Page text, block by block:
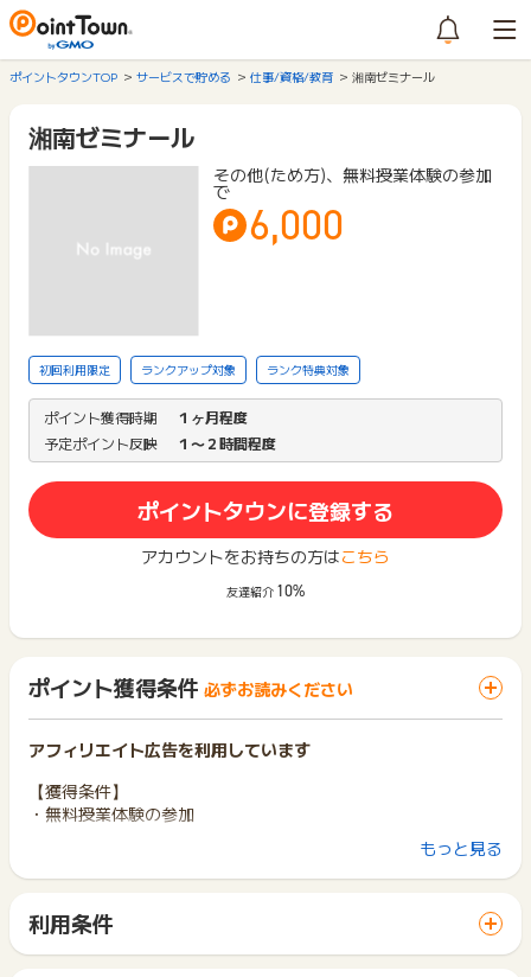
ポイントタウンTOP サービスで貯める 仕事/資格/教育 湘南ゼミナール
湘南ゼミナール
その他(ため方)、無料授業体験の参加
で
6,000
初回利用限定 ランクアップ対象 ランク特典対象
ポイント獲得時期
１ヶ月程度
予定ポイント反映
１〜２時間程度
ポイントタウンに登録する
アカウントをお持ちの方はこちら
友達紹介 10%
ポイント獲得条件 必ずお読みください
アフィリエイト広告を利用しています
【獲得条件】
・無料授業体験の参加
・空申込、虚偽申込
・不正やいたずら、重複、過去にお問合わせされた方からのお
問合わせ
もっと見る
利用条件